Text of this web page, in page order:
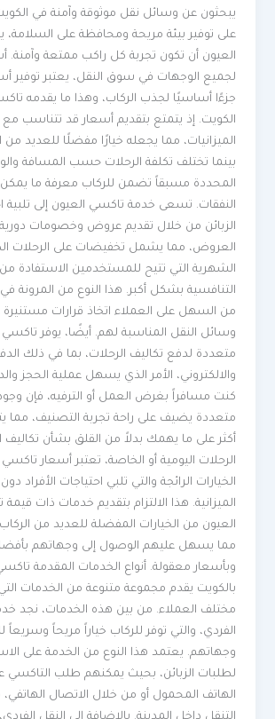
يبحثون عن وسائل نقل موثوقة وآمنة في الكويت.
على توفير بيئة مريحة ومحافظة على السلامة،
العيون أن تكون تجربة كل راكب ممتعة وآمنة.
لجميع الوجهات في سوق النقل، يعتبر توفير
جزءًا أساسيًا لجذب الركاب، وهذا ما يقدمه تاكسي
الكويت. إذ يتمتع بتقديم أسعار قد تتناسب مع
الميزانيات، مما يجعله خيارًا مفضلًا للعديد من
بينما تختلف تكلفة الرحلات حسب المسافة
المحددة مسبقاً تضمن للركاب معرفة ما يمكن
النفقات. تسعى خدمة تاكسي العيون إلى تلبية
الزبائن من خلال تقديم عروض وخصومات دورية.
العروض، مما يشمل تخفيضات على الرحلات
الشهرية التي تتيح للمستخدمين الاستفادة من
التنافسية بشكل أكبر. هذا النوع من المرونة في
من السهل على العملاء اتخاذ قرارات مستنيرة عند
وسائل النقل المناسبة لهم. أيضًا، يوفر تاكسي
متعددة لدفع تكاليف الرحلات، بما في ذلك الدفع
والالكتروني، الأمر الذي يسهل عملية الحجز
كنت مسافراً بغرض العمل أو الترفيه، فإن وجود
متعددة يضيف على راحة تجربة التصنيف، مما يتيح
أكثر على ما يهمك بدلاً من القلق بشأن تكاليف
الرحلات اليومية أو الخاصة، تعتبر أسعار تاكسي
الخيارات الرائجة والتي تلبي احتياجات الأفراد
الميزانية. هذا الالتزام بتقديم خدمات ذات قيمة
العيون من الخيارات المفضلة للعديد من الركاب
مما يسهل عليهم الوصول إلى وجهاتهم بأفضل
وبأسعار معقولة. أنواع الخدمات المقدمة تاكسي
بالكويت يقدم مجموعة متنوعة من الخدمات التي
مختلف العملاء. من بين هذه الخدمات، نجد
الفردي، والتي توفر للركاب خياراً مريحاً وسريعاً
وجهاتهم. يعتمد هذا النوع من الخدمة على
لطلبات الزبائن، بحيث يمكنهم طلب التاكسي
الهاتف المحمول أو من خلال الاتصال الهاتفي،